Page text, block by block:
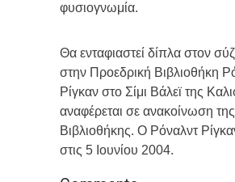
φυσιογνωμία.
Θα ενταφιαστεί δίπλα στον
στην Προεδρική Βιβλιοθήκη
Ρίγκαν στο Σίμι Βάλεϊ της
αναφέρεται σε ανακοίνωση της
Βιβλιοθήκης. Ο Ρόναλντ
στις 5 Ιουνίου 2004.